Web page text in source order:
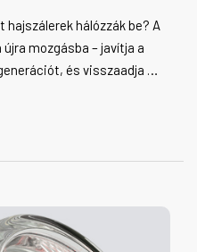
hálózzák be? A
mozgásba – javítja a
és visszaadja az
olvassa el